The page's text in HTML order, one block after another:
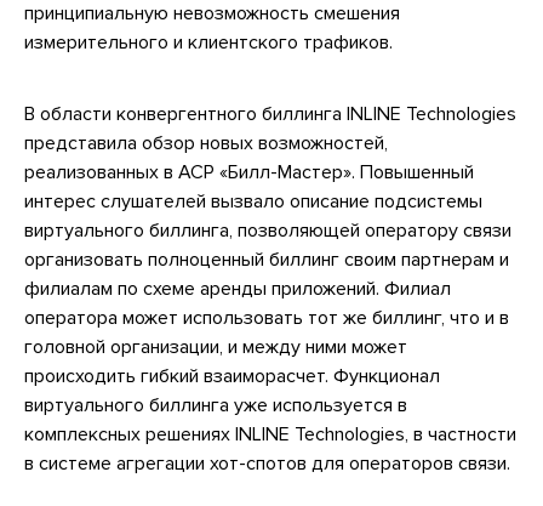
принципиальную невозможность смешения
измерительного и клиентского трафиков.
В области конвергентного биллинга INLINE Technologies
представила обзор новых возможностей,
реализованных в АСР «Билл-Мастер». Повышенный
интерес слушателей вызвало описание подсистемы
виртуального биллинга, позволяющей оператору связи
организовать полноценный биллинг своим партнерам и
филиалам по схеме аренды приложений. Филиал
оператора может использовать тот же биллинг, что и в
головной организации, и между ними может
происходить гибкий взаиморасчет. Функционал
виртуального биллинга уже используется в
комплексных решениях INLINE Technologies, в частности
в системе агрегации хот-спотов для операторов связи.